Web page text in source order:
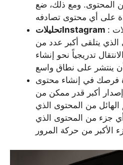
المحتوى. ومع ذلك، ضع
تحليلاتInstagram : انتبه إلى تحليلات Instagram
الذي يتلقى أكبر عدد من
تدريجياً نحو إنشاء
فرصك في إنشاء محتوى
أكبر قدر ممكن من
من المحتوى الذي
جزء من المحتوى الذي